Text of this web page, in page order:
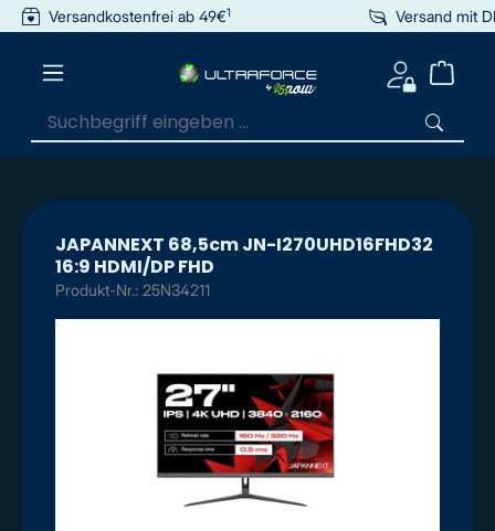
springen
Versandkostenfrei ab 49€1 Versand mit
JAPANNEXT 68,5cm JN-I270UHD16FHD32
16:9 HDMI/DP FHD
Produkt-Nr.: 25N34211